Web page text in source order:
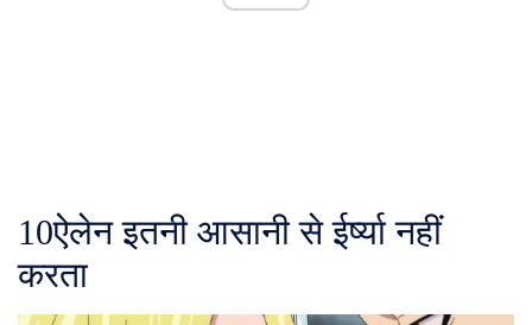
10ऐलेन इतनी आसानी से ईर्ष्या नहीं
करता